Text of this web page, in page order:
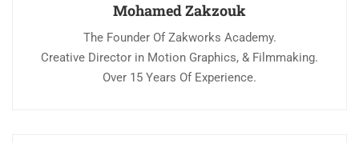
Mohamed Zakzouk
The Founder Of Zakworks Academy.
Creative Director in Motion Graphics, & Filmmaking.
Over 15 Years Of Experience.